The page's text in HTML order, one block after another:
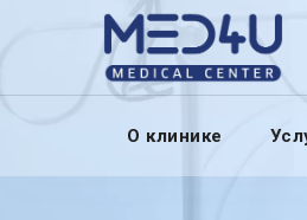
О клинике